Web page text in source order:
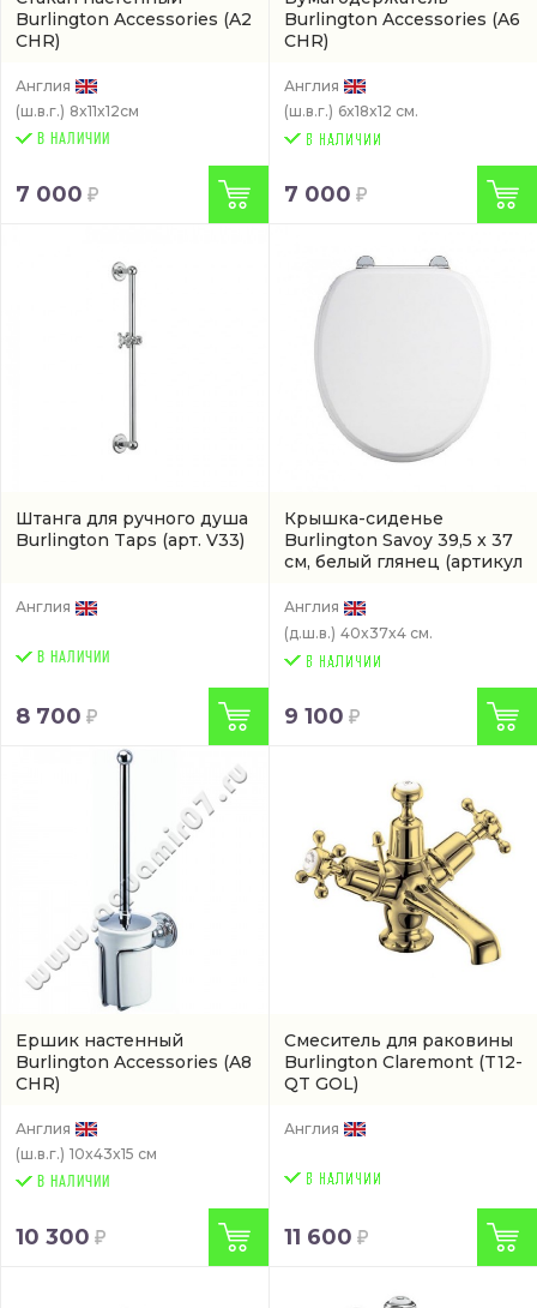
Burlington Accessories (A2
CHR)
Англия
(ш.в.г.) 8x11x12см
В НАЛИЧИИ
7 000
Burlington Accessories (A6
CHR)
Англия
(ш.в.г.) 6x18x12 см.
7 000
Штанга для ручного душа
Burlington Taps (арт. V33)
Англия
В НАЛИЧИИ
8 700
Крышка-сиденье
Burlington Savoy 39,5 x 37
см, белый глянец (артикул
Англия
(д.ш.в.) 40x37x4 см.
9 100
Ершик настенный
Burlington Accessories (A8
CHR)
Англия
(ш.в.г.) 10x43x15 см
В НАЛИЧИИ
10 300
Смеситель для раковины
Burlington Claremont (T12-
QT GOL)
Англия
11 600